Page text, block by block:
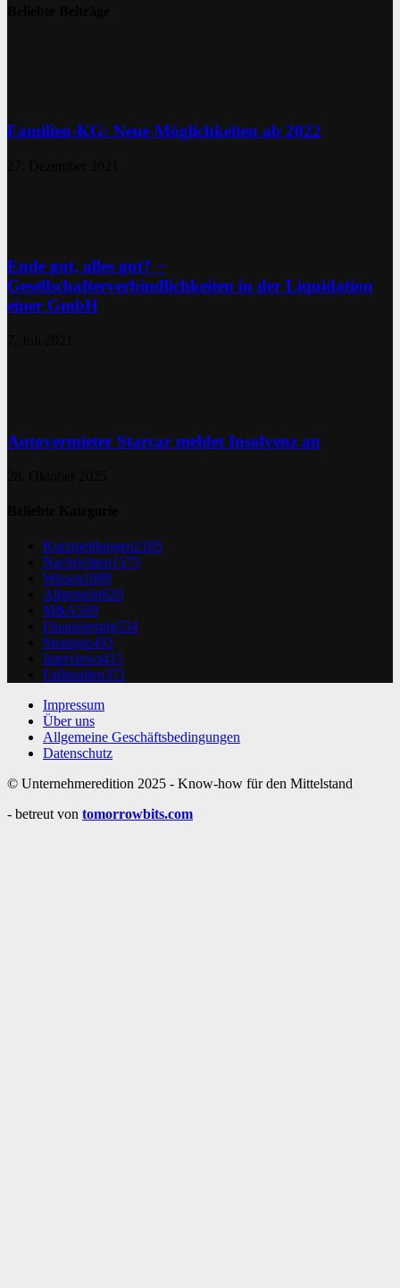
Familien-KG: Neue Möglichkeiten ab 2022
Ende gut, alles gut? −
Gesellschafterverbindlichkeiten in der Liquidation
einer GmbH
Autovermieter Starcar meldet Insolvenz an
Kurzmeldungen2105
Nachrichten1575
Wissen1089
Allgemein820
M&A569
Finanzierung534
Strategie493
Interviews415
Fallstudien371
Impressum
Über uns
Allgemeine Geschäftsbedingungen
Datenschutz
© Unternehmeredition 2025 - Know-how für den Mittelstand
- betreut von tomorrowbits.com